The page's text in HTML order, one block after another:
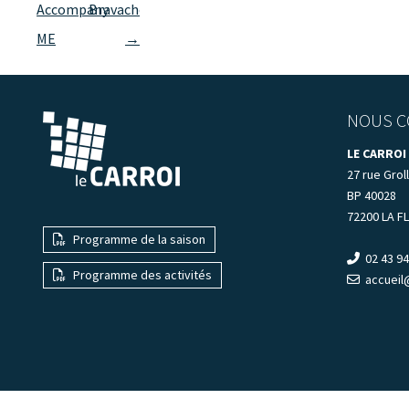
des
articles
Accompany
ME
Bravache
→
Programme de la saison
Programme des activités
NOUS
LE CARROI
27 rue
BP 40028
72200 LA
02 43